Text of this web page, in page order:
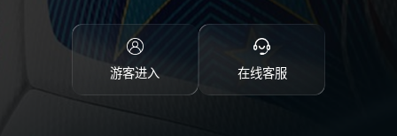
游客进入 在线客服